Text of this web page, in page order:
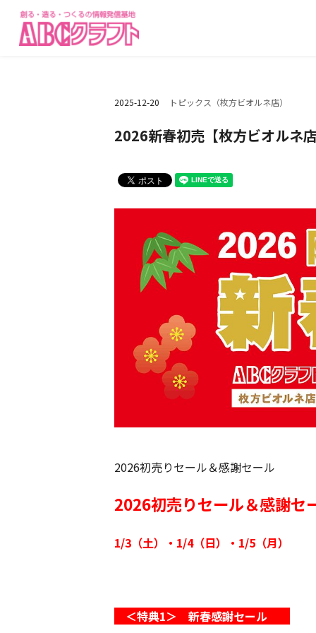
2025-12-20 トピックス（枚方ビオルネ店）
2026新春初売【枚方ビオルネ
2026初売りセール＆感謝セール
2026初売りセール＆感謝セ
1/3（土）・1/4（日）・1/5（月）
＜特典1＞ 新春感謝セール